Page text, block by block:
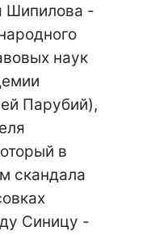
Шипилова -
наук
Парубий),
в
скандала
Синицу -